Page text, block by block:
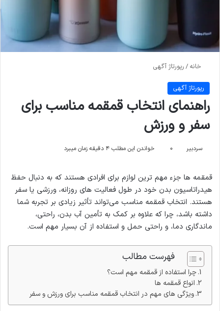
خانه / رپورتاژ آگهی
رپورتاژ آگهی
راهنمای انتخاب قمقمه مناسب برای
سفر و ورزش
سردبیر ۰ خواندن این مطلب ۴ دقیقه زمان میبرد
قمقمه ها جزء مهم ترین لوازم برای افرادی هستند که به دنبال حفظ
هیدراتاسیون بدن خود در طول فعالیت های روزانه، ورزشی یا سفر
هستند. انتخاب قمقمه مناسب می‌تواند تأثیر زیادی بر تجربه شما
داشته باشد، چرا که علاوه بر کمک به تأمین آب بدن، راحتی،
ماندگاری دما، و راحتی حمل و استفاده از آن بسیار مهم است.
فهرست مطالب
چرا استفاده از قمقمه مهم است؟
انواع قمقمه ها
ویژگی های مهم در انتخاب قمقمه مناسب برای ورزش و سفر